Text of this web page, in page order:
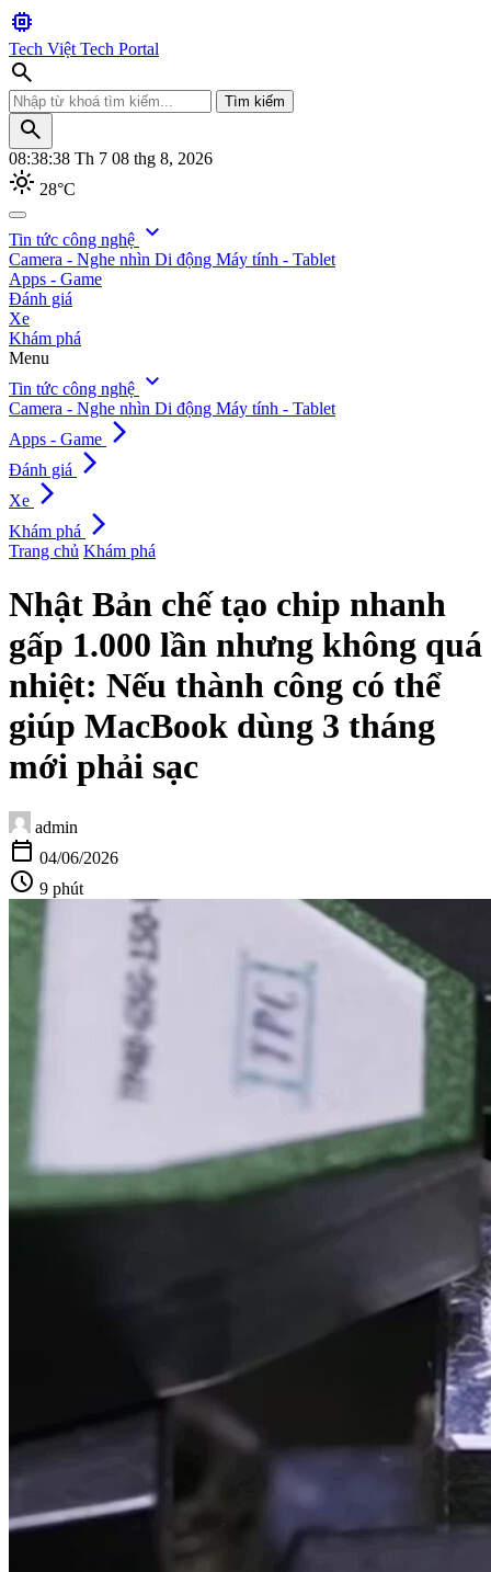
memory
Tech Việt Tech Portal
search
Tìm kiếm
search
08:38:39 Th 7 08 thg 8, 2026
light_mode 28°C
search
Tìm kiếm
Tin tức công nghệ expand_more
Camera - Nghe nhìn Di động Máy tính - Tablet
Apps - Game
Đánh giá
Xe
Khám phá
Menu
Tin tức công nghệ expand_more
Camera - Nghe nhìn Di động Máy tính - Tablet
Apps - Game arrow_forward_ios
Đánh giá arrow_forward_ios
Xe arrow_forward_ios
Khám phá arrow_forward_ios
Trang chủ Khám phá
Nhật Bản chế tạo chip nhanh
gấp 1.000 lần nhưng không quá
nhiệt: Nếu thành công có thể
giúp MacBook dùng 3 tháng
mới phải sạc
admin
calendar_today 04/06/2026
schedule 9 phút